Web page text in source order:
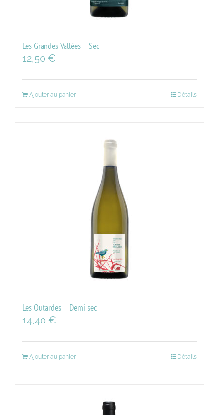
Les Grandes Vallées – Sec
12,50 €
Ajouter au panier Détails
Les Outardes – Demi-sec
14,40 €
Ajouter au panier Détails